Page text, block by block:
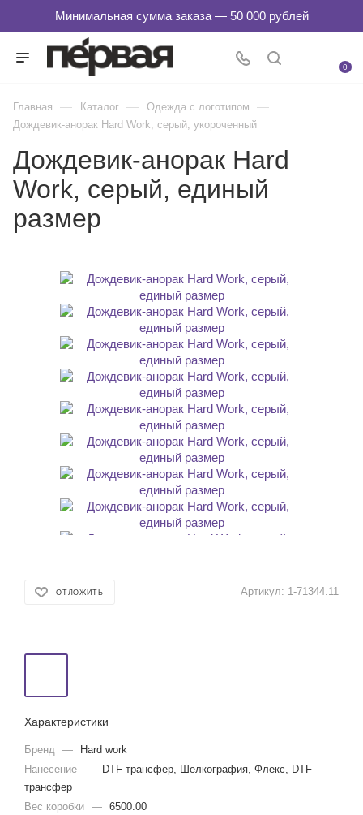
0
Главная — Каталог — Одежда с логотипом —
Дождевик-анорак Hard Work, серый, укороченный
Дождевик-анорак Hard
Work, серый, единый
размер
ОТЛОЖИТЬ Артикул: 1-71344.11
Характеристики
Бренд —
Hard work
Нанесение —
DTF трансфер, Шелкография, Флекс, DTF
трансфер
Вес коробки — 6500.00